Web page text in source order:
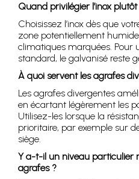
Quand privilégier l’inox
Choisissez l’inox dès que
zone potentiellement
climatiques marquées. Pour
standard, le galvanisé reste
À quoi servent les agrafes
Les agrafes divergentes
en écartant légèrement les
Utilisez-les lorsque la
prioritaire, par exemple sur
siège.
Y a-t-il un niveau particulier
agrafes ?